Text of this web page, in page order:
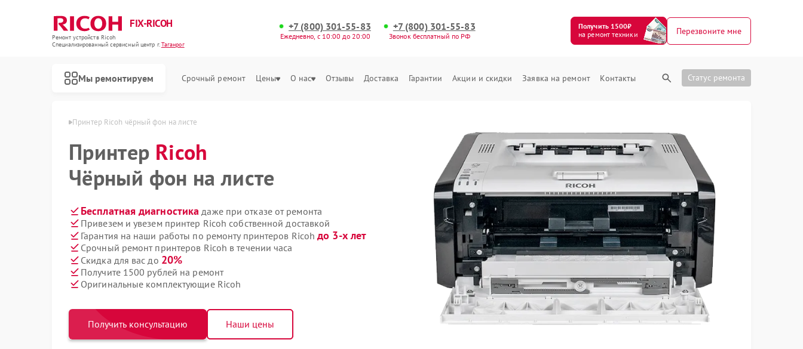
FIX-RICOH
Ремонт устройств Ricoh
Специализированный cервисный центр г.Таганрог
+7 (800) 301-55-83
Ежедневно, с 10:00 до 20:00
+7 (800) 301-55-83
Звонок бесплатный по РФ
Получить 1500₽
на ремонт техники
Перезвоните мне
Мы ремонтируем Срочный ремонт Цены О нас Отзывы Доставка Гарантии Акции и скидки Заявка на ремонт Контакты Статус ремонта
Ricoh в Таганроге Принтер Ricoh чёрный фон на листе
Принтер Ricoh
Чёрный фон на листе
Бесплатная диагностика даже при отказе от ремонта
Привезем и увезем принтер Ricoh собственной доставкой
Гарантия на наши работы по ремонту принтеров Ricohдо 3-х лет
Срочный ремонт принтеров Ricoh в течении часа
Скидка для вас до 20%
Получите 1500 рублей на ремонт
Оригинальные комплектующие Ricoh
Получить консультацию Наши цены